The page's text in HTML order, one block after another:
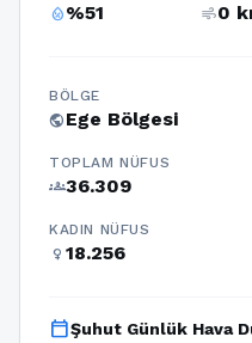
humidity_percentage%51 air0
BÖLGE
publicEge Bölgesi
TOPLAM NÜFUS
groups36.309
KADIN NÜFUS
female 18.256
calendar_todayŞuhut Günlük Hava